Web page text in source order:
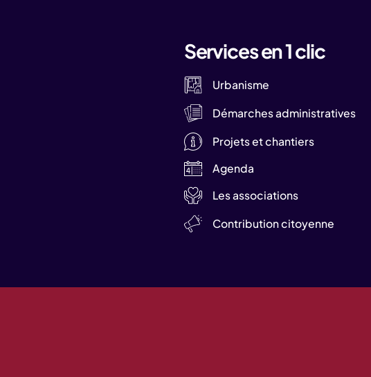
Services en 1 clic
Urbanisme
Démarches administratives
Projets et chantiers
Agenda
Les associations
Contribution citoyenne